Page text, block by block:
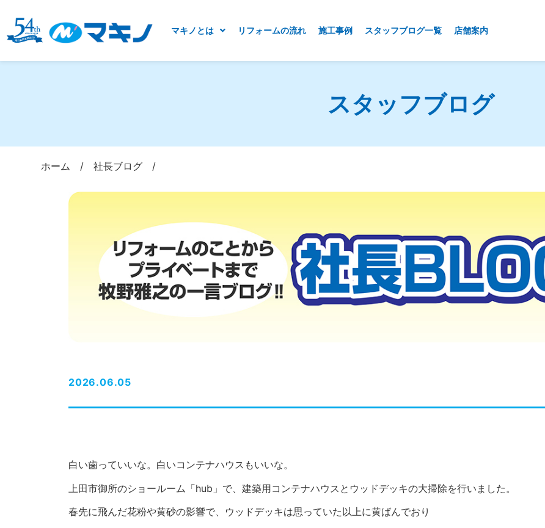
マキノとは リフォームの流れ 施工事例 スタッフブログ一覧 店舗案内
スタッフブログ
ホーム /社長ブログ /
2026.06.05
白い歯っていいな。白いコンテナハウスもいいな。
上田市御所のショールーム「hub」で、建築用コンテナハウスとウッドデッキの大掃除を行いました。
春先に飛んだ花粉や黄砂の影響で、ウッドデッキは思っていた以上に黄ばんでおり